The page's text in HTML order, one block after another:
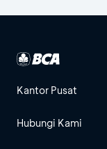
Kantor Pusat
Hubungi Kami